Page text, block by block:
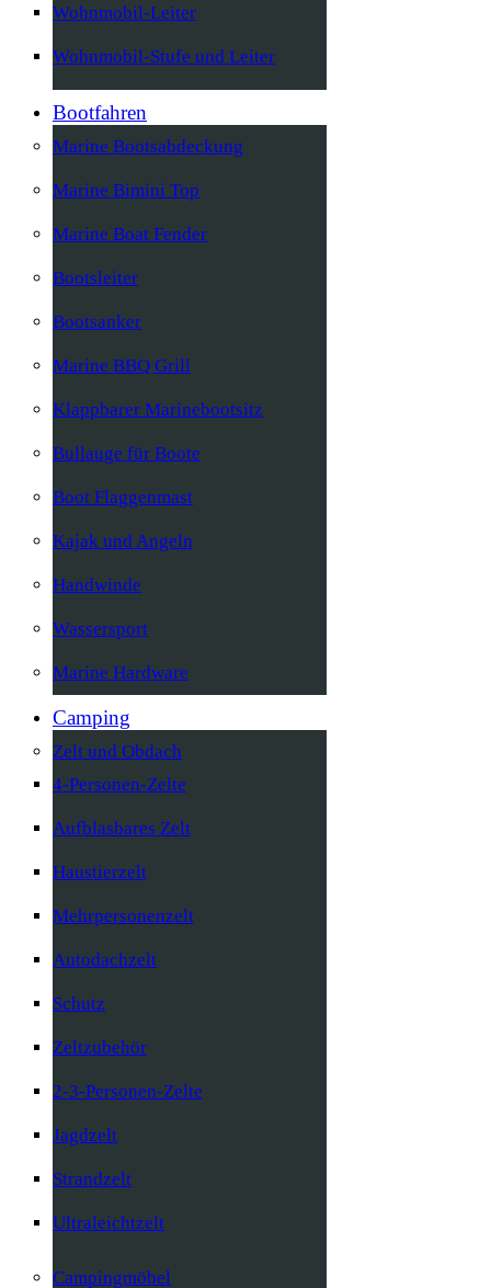
Wohnmobil-Leiter
Wohnmobil-Stufe und Leiter
Bootfahren
Marine Bootsabdeckung
Marine Bimini Top
Marine Boat Fender
Bootsleiter
Bootsanker
Marine BBQ Grill
Klappbarer Marinebootsitz
Bullauge für Boote
Boot Flaggenmast
Kajak und Angeln
Handwinde
Wassersport
Marine Hardware
Camping
Zelt und Obdach
4-Personen-Zelte
Aufblasbares Zelt
Haustierzelt
Mehrpersonenzelt
Autodachzelt
Schutz
Zeltzubehör
2-3-Personen-Zelte
Jagdzelt
Strandzelt
Ultraleichtzelt
Campingmöbel